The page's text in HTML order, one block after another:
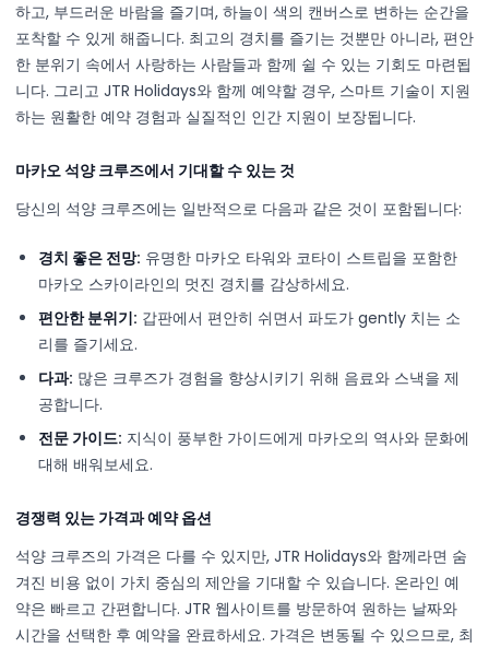
하고, 부드러운 바람을 즐기며, 하늘이 색의 캔버스로 변하는 순간을
포착할 수 있게 해줍니다. 최고의 경치를 즐기는 것뿐만 아니라, 편안
한 분위기 속에서 사랑하는 사람들과 함께 쉴 수 있는 기회도 마련됩
니다. 그리고 JTR Holidays와 함께 예약할 경우, 스마트 기술이 지원
하는 원활한 예약 경험과 실질적인 인간 지원이 보장됩니다.
마카오 석양 크루즈에서 기대할 수 있는 것
당신의 석양 크루즈에는 일반적으로 다음과 같은 것이 포함됩니다:
경치 좋은 전망: 유명한 마카오 타워와 코타이 스트립을 포함한
마카오 스카이라인의 멋진 경치를 감상하세요.
편안한 분위기: 갑판에서 편안히 쉬면서 파도가 gently 치는 소
리를 즐기세요.
다과: 많은 크루즈가 경험을 향상시키기 위해 음료와 스낵을 제
공합니다.
전문 가이드: 지식이 풍부한 가이드에게 마카오의 역사와 문화에
대해 배워보세요.
경쟁력 있는 가격과 예약 옵션
석양 크루즈의 가격은 다를 수 있지만, JTR Holidays와 함께라면 숨
겨진 비용 없이 가치 중심의 제안을 기대할 수 있습니다. 온라인 예
약은 빠르고 간편합니다. JTR 웹사이트를 방문하여 원하는 날짜와
시간을 선택한 후 예약을 완료하세요. 가격은 변동될 수 있으므로, 최